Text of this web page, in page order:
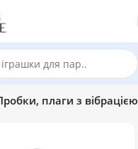
плаги з вібрацією